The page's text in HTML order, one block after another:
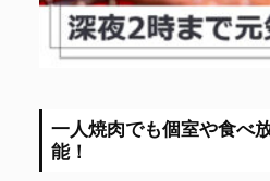
一人焼肉でも個室や食べ
能！